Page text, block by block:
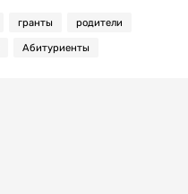
гранты родители
Абитуриенты